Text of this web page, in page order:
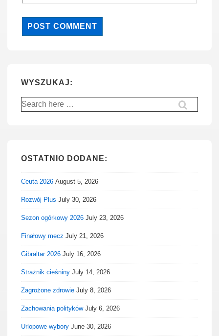
WYSZUKAJ:
Search
for:
OSTATNIO DODANE:
Ceuta 2026 August 5, 2026
Rozwój Plus July 30, 2026
Sezon ogórkowy 2026 July 23, 2026
Finałowy mecz July 21, 2026
Gibraltar 2026 July 16, 2026
Strażnik cieśniny July 14, 2026
Zagrożone zdrowie July 8, 2026
Zachowania polityków July 6, 2026
Urlopowe wybory June 30, 2026